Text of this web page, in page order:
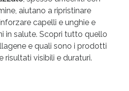
aiutano a ripristinare
capelli e unghie e
in salute. Scopri tutto quello
e quali sono i prodotti
risultati visibili e duraturi.
55% disponibile oggi!